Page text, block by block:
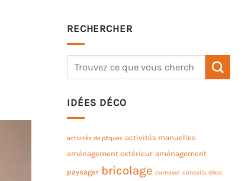
RECHERCHER
IDÉES DÉCO
activités de pâques activités manuelles
aménagement extérieur aménagement
paysager bricolage carnaval conseils déco